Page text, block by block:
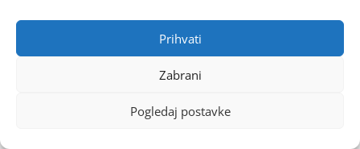
Prihvati
Zabrani
Pogledaj postavke